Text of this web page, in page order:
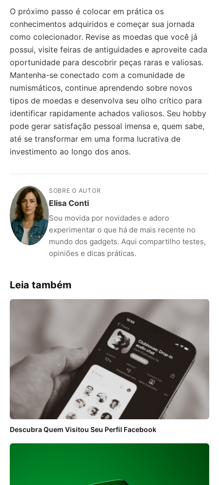
O próximo passo é colocar em prática os
conhecimentos adquiridos e começar sua jornada
como colecionador. Revise as moedas que você já
possui, visite feiras de antiguidades e aproveite cada
oportunidade para descobrir peças raras e valiosas.
Mantenha-se conectado com a comunidade de
numismáticos, continue aprendendo sobre novos
tipos de moedas e desenvolva seu olho crítico para
identificar rapidamente achados valiosos. Seu hobby
pode gerar satisfação pessoal imensa e, quem sabe,
até se transformar em uma forma lucrativa de
investimento ao longo dos anos.
SOBRE O AUTOR
Elisa Conti
Sou movida por novidades e adoro
experimentar o que há de mais recente no
mundo dos gadgets. Aqui compartilho testes,
opiniões e dicas práticas.
Leia também
Descubra Quem Visitou Seu Perfil Facebook